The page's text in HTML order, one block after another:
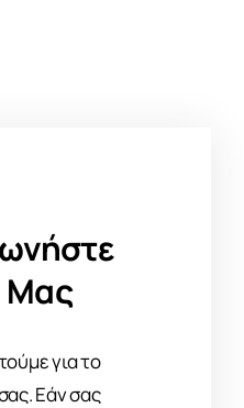
Μας
για το
Εάν σας